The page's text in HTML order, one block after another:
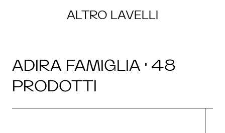
ALTRO LAVELLI
ADIRA FAMIGLIA · 48
PRODOTTI